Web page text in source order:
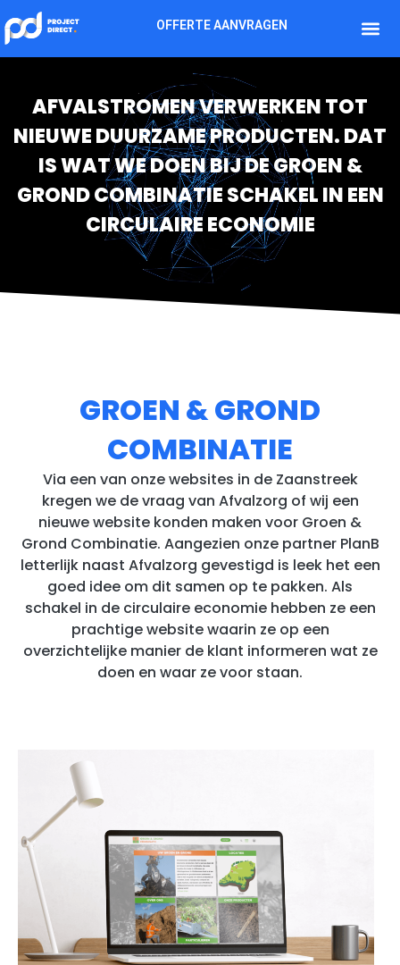
OFFERTE AANVRAGEN
AFVALSTROMEN VERWERKEN TOT
NIEUWE DUURZAME PRODUCTEN. DAT
IS WAT WE DOEN BIJ DE GROEN &
GROND COMBINATIE SCHAKEL IN EEN
CIRCULAIRE ECONOMIE
GROEN & GROND
COMBINATIE
Via een van onze websites in de Zaanstreek
kregen we de vraag van Afvalzorg of wij een
nieuwe website konden maken voor Groen &
Grond Combinatie. Aangezien onze partner PlanB
letterlijk naast Afvalzorg gevestigd is leek het een
goed idee om dit samen op te pakken. Als
schakel in de circulaire economie hebben ze een
prachtige website waarin ze op een
overzichtelijke manier de klant informeren wat ze
doen en waar ze voor staan.